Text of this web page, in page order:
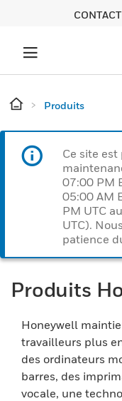
Produits
Ce site
07:00 PM
05:00 AM
PM UTC
UTC).
patience
Produits
Honeywell
travailleurs plus
des ordinateurs
barres, des
vocale, une